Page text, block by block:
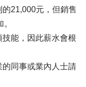
21,000元，但銷售
能，因此薪水會根
同事或業內人士請